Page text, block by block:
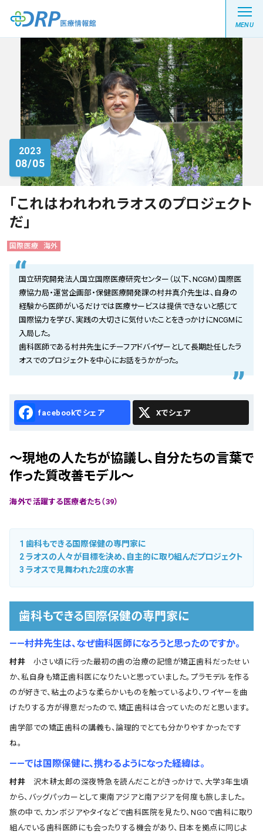
MENU
最新の注目記事
栄養健康レシピ
医療系学生記事
健康川柳
DRP医療情報館とは?
会社概要
お知らせ
お問い合わせ
2023
08/05
「これはわれわれラオスのプロジェクト
だ」
国際医療 海外
国立研究開発法人国立国際医療研究センター（以下、NCGM）国際医
療協力局・運営企画部・保健医療開発課の村井真介先生は、自身の
経験から医師がいるだけでは医療サービスは提供できないと感じて
国際協力を学び、実践の大切さに気付いたことをきっかけにNCGMに
入局した。
歯科医師である村井先生にチーフアドバイザーとして長期赴任したラ
オスでのプロジェクトを中心にお話をうかがった。
Facebook X
～現地の人たちが協議し、自分たちの言葉で
作った質改善モデル～
海外で活躍する医療者たち（39）
1 歯科もできる国際保健の専門家に
2ラオスの人々が目標を決め、自主的に取り組んだプロジェクト
3 ラオスで見舞われた2度の水害
歯科もできる国際保健の専門家に
――村井先生は、なぜ歯科医師になろうと思ったのですか。
村井 小さい頃に行った最初の歯の治療の記憶が矯正歯科だったせい
か、私自身も矯正歯科医になりたいと思っていました。プラモデルを作る
のが好きで、粘土のような柔らかいものを触っているより、ワイヤーを曲
げたりする方が得意だったので、矯正歯科は合っていたのだと思います。
歯学部での矯正歯科の講義も、論理的でとても分かりやすかったです
ね。
――では国際保健に、携わるようになった経緯は。
村井 沢木耕太郎の深夜特急を読んだことがきっかけで、大学3年生頃
から、バッグパッカーとして東南アジアと南アジアを何度も旅しました。
旅の中で、カンボジアやタイなどで歯科医院を見たり、NGOで歯科に取り
組んでいる歯科医師にも会ったりする機会があり、日本を拠点に同じよ